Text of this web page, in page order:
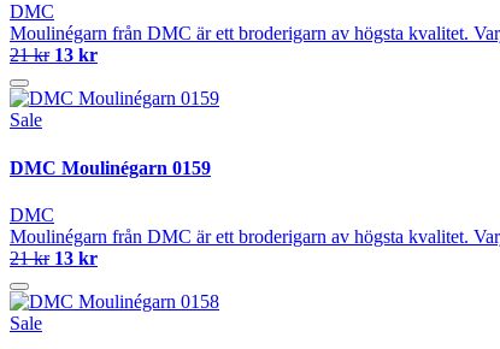
DMC
Moulinégarn från DMC är ett broderigarn av högsta kvalitet.
21 kr 13 kr
Sale
DMC Moulinégarn 0159
DMC
Moulinégarn från DMC är ett broderigarn av högsta kvalitet.
21 kr 13 kr
Sale